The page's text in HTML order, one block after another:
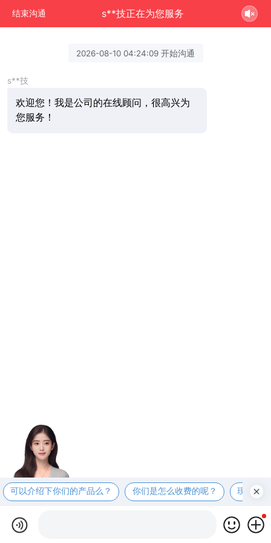
结束沟通 s**技正在为您服务
2026-08-10 04:24:09 开始沟通
s**技
欢迎您！我是公司的在线顾问，很高兴为
您服务！
可以介绍下你们的产品么？ 你们是怎么收费的呢？ 现在有